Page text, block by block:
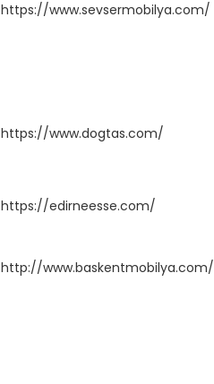
https://www.sevsermobilya.com/
https://www.dogtas.com/
https://edirneesse.com/
http://www.baskentmobilya.com/